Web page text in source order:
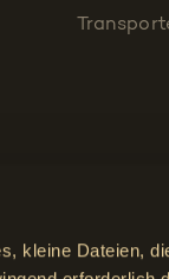
kleine Dateien,